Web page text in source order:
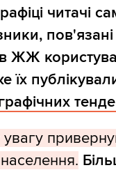
читачі
ЖЖ
їх